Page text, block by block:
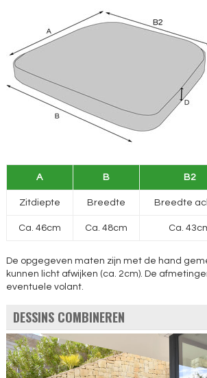
A B B2
Zitdiepte Breedte Breedte
Ca. 46cm Ca. 48cm Ca.
De opgegeven maten zijn met de hand
kunnen licht afwijken (ca. 2cm). De
eventuele volant.
DESSINS COMBINEREN